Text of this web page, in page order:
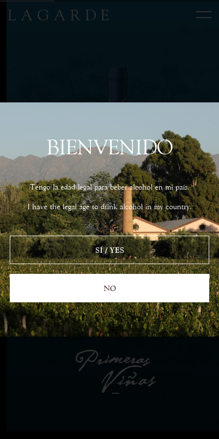
BIENVENIDO
Tengo la edad legal para beber alcohol en mi país.
I have the legal age to drink alcohol in my country.
SÍ / YES
NO